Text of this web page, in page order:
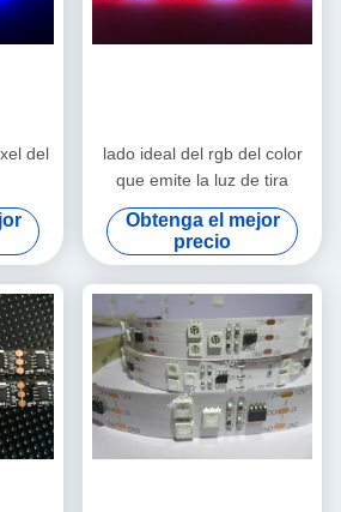
del
lado ideal del rgb del color
que emite la luz de tira
Obtenga el mejor
precio